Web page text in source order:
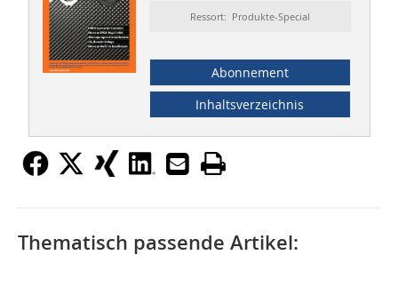
Ressort: Produkte-Special
Abonnement
Inhaltsverzeichnis
Thematisch passende Artikel: